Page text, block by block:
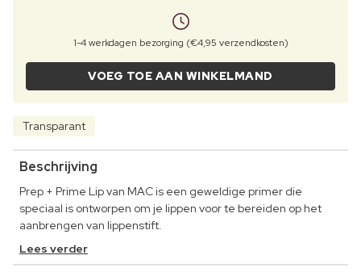
1-4 werkdagen bezorging (€4,95 verzendkosten)
VOEG TOE AAN WINKELMAND
Transparant
Beschrijving
Prep + Prime Lip van MAC is een geweldige primer die
speciaal is ontworpen om je lippen voor te bereiden op het
aanbrengen van lippenstift.
Lees verder